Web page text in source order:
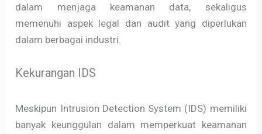
dalam menjaga keamanan data, sekaligus
memenuhi aspek legal dan audit yang diperlukan
dalam berbagai industri.
Kekurangan IDS
Meskipun Intrusion Detection System (IDS) memiliki
banyak keunggulan dalam memperkuat keamanan